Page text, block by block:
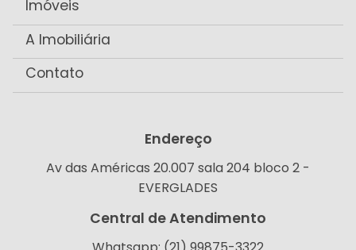
Imóveis
A Imobiliária
Contato
Endereço
Av das Américas 20.007 sala 204 bloco 2 -
EVERGLADES
Central de Atendimento